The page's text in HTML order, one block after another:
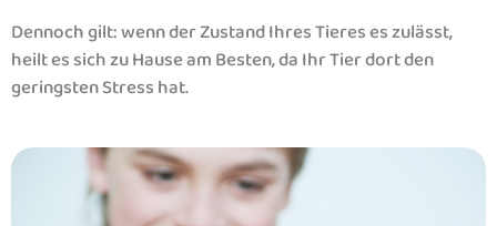
Dennoch gilt: wenn der Zustand Ihres Tieres es zulässt,
heilt es sich zu Hause am Besten, da Ihr Tier dort den
geringsten Stress hat.